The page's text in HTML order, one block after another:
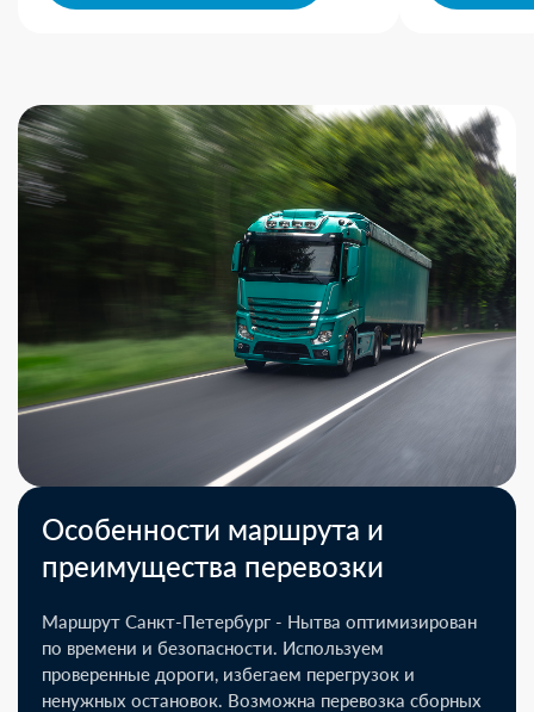
Особенности маршрута и
преимущества перевозки
Маршрут Санкт-Петербург - Нытва оптимизирован
по времени и безопасности. Используем
проверенные дороги, избегаем перегрузок и
ненужных остановок. Возможна перевозка сборных